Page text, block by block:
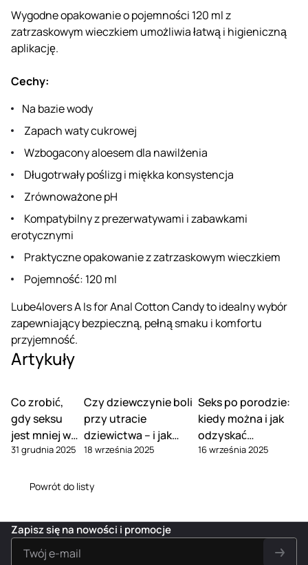
Wygodne opakowanie o pojemności 120 ml z
zatrzaskowym wieczkiem umożliwia łatwą i higieniczną
aplikację.
Cechy:
Na bazie wody
Zapach waty cukrowej
Wzbogacony aloesem dla nawilżenia
Długotrwały poślizg i miękka konsystencja
Zrównoważone pH
Kompatybilny z prezerwatywami i zabawkami
erotycznymi
Praktyczne opakowanie z zatrzaskowym wieczkiem
Pojemność: 120 ml
Lube4lovers A Is for Anal Cotton Candy to idealny wybór
zapewniający bezpieczną, pełną smaku i komfortu
przyjemność.
Artykuły
Co zrobić,
gdy seksu
jest mniej w
związku
31 grudnia 2025
Czy dziewczynie boli
przy utracie
dziewictwa – i jak
tego uniknąć
18 września 2025
Seks po porodzie:
kiedy można i jak
odzyskać
pożądanie
16 września 2025
Powrót do listy
Zapisz się na nowości i promocje